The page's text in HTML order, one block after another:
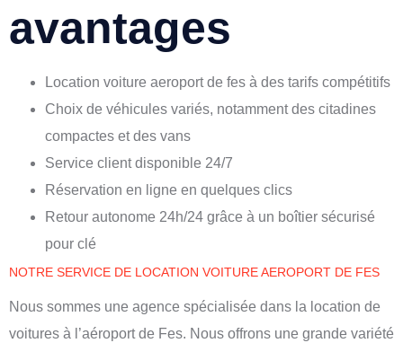
avantages
Location voiture aeroport de fes à des tarifs compétitifs
Choix de véhicules variés, notamment des citadines
compactes et des vans
Service client disponible 24/7
Réservation en ligne en quelques clics
Retour autonome 24h/24 grâce à un boîtier sécurisé
pour clé
NOTRE SERVICE DE LOCATION VOITURE AEROPORT DE FES
Nous sommes une agence spécialisée dans la location de
voitures à l’aéroport de Fes. Nous offrons une grande variété